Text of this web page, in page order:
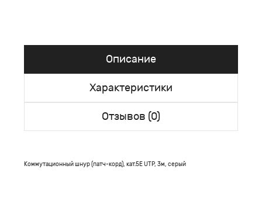
Описание
Характеристики
Отзывов (0)
Коммутационный шнур (патч-корд), кат.5Е UTP, 3м, серый